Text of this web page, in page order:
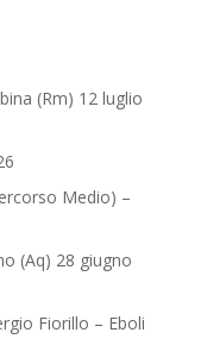
(Rm) 12 luglio
Medio) –
(Aq) 28 giugno
Fiorillo – Eboli